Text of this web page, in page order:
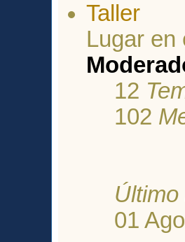
Taller
Lugar en
12
102
01